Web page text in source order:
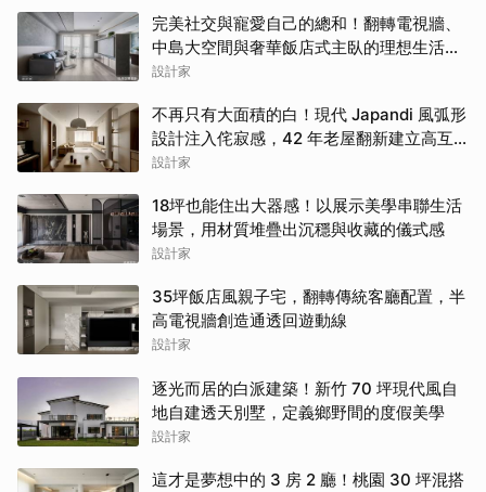
完美社交與寵愛自己的總和！翻轉電視牆、
中島大空間與奢華飯店式主臥的理想生活提
案
設計家
不再只有大面積的白！現代 Japandi 風弧形
設計注入侘寂感，42 年老屋翻新建立高互
動親子日常
設計家
18坪也能住出大器感！以展示美學串聯生活
場景，用材質堆疊出沉穩與收藏的儀式感
設計家
35坪飯店風親子宅，翻轉傳統客廳配置，半
高電視牆創造通透回遊動線
設計家
逐光而居的白派建築！新竹 70 坪現代風自
地自建透天別墅，定義鄉野間的度假美學
設計家
這才是夢想中的 3 房 2 廳！桃園 30 坪混搭